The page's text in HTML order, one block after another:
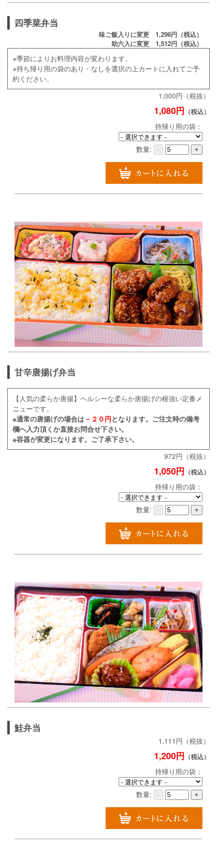
四季菜弁当
味ご飯入りに変更 1,296円（税込）
助六入に変更 1,512円（税込）
※季節によりお料理内容が変わります。
※持ち帰り用の袋のあり・なしを選択の上カートに入れてご予
約ください。
1,000円（税抜）
1,080円 （税込）
持帰り用の袋：
数量: - +
甘辛唐揚げ弁当
【人気の柔らか唐揚】ヘルシーな柔らか唐揚げの根強い定番メ
ニューです。
※通常の唐揚げの場合は －２０円となります。ご注文時の備考
欄へ入力頂くか直接お問合せ下さい。
※容器が変更になります。ご了承下さい。
972円（税抜）
1,050円 （税込）
持帰り用の袋：
数量: - +
鮭弁当
1,111円（税抜）
1,200円 （税込）
持帰り用の袋：
数量: - +